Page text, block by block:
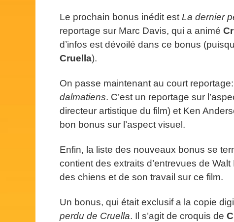
Le prochain bonus inédit est La dernier
reportage sur Marc Davis, qui a animé
d’infos est dévoilé dans ce bonus
Cruella).
On passe maintenant au court reportage:
dalmatiens. C’est un reportage sur
directeur artistique du film) et Ken
bon bonus sur l’aspect visuel.
Enfin, la liste des nouveaux bonus se
contient des extraits d’entrevues de
des chiens et de son travail sur ce film.
Un bonus, qui était exclusif a la copie
perdu de Cruella. Il s’agit de croquis de